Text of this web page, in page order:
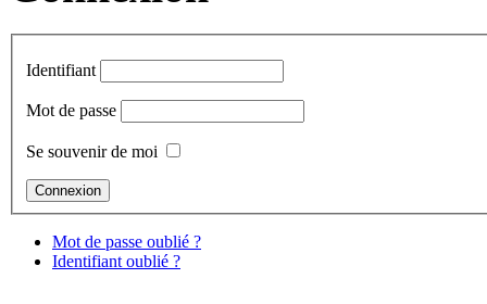
Identifiant
Mot de passe
Se souvenir de moi
Mot de passe oublié ?
Identifiant oublié ?